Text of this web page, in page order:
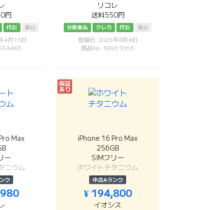
円
代引 振込
4月13日
リコレ
送料550円
分割後払 クレカ 代引 振込
登録日: 2026年8月4日
商品No: 38961066
Max
ー
ニウム
ク
保証
あり
iPhone 16 Pro Max
256GB
SIMフリー
ホワイトチタニウム
中古Aランク
¥ 194,800
イオシス